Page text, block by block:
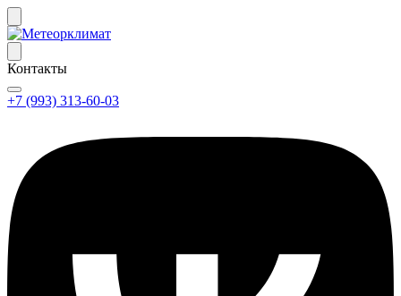
Контакты
+7 (993) 313-60-03